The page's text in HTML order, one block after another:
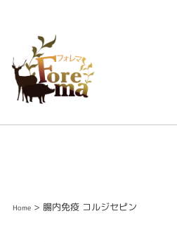
Home> 腸内免疫 コルジセピン